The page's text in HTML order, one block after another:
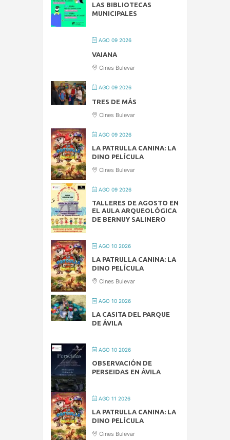
LAS BIBLIOTECAS
MUNICIPALES
AGO 09 2026
VAIANA
Cines Bulevar
AGO 09 2026
TRES DE MÁS
Cines Bulevar
AGO 09 2026
LA PATRULLA CANINA: LA
DINO PELÍCULA
Cines Bulevar
AGO 09 2026
TALLERES DE AGOSTO EN
EL AULA ARQUEOLÓGICA
DE BERNUY SALINERO
AGO 10 2026
LA PATRULLA CANINA: LA
DINO PELÍCULA
Cines Bulevar
AGO 10 2026
LA CASITA DEL PARQUE
DE ÁVILA
AGO 10 2026
OBSERVACIÓN DE
PERSEIDAS EN ÁVILA
AGO 11 2026
LA PATRULLA CANINA: LA
DINO PELÍCULA
Cines Bulevar